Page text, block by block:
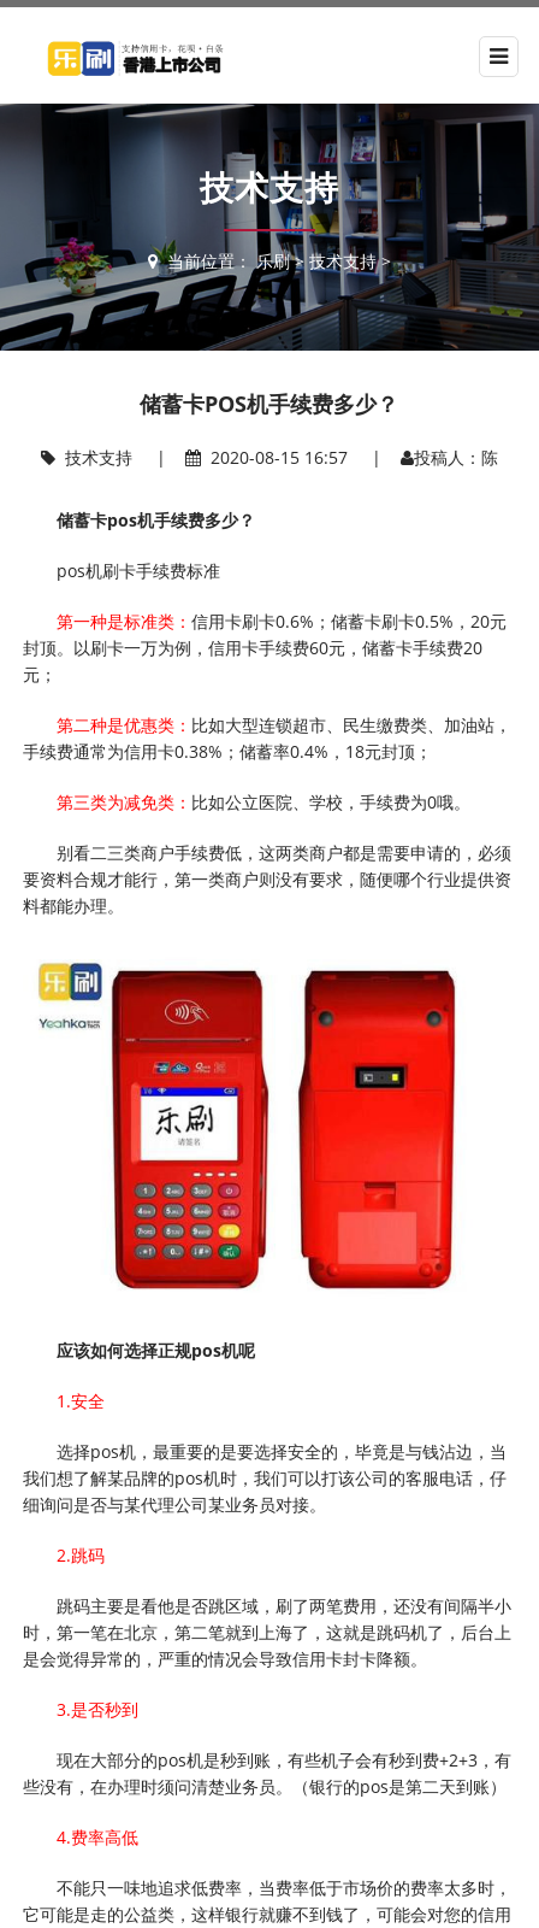
技术支持
当前位置： 乐刷> 技术支持>
储蓄卡POS机手续费多少？
技术支持| 2020-08-15 16:57 | 投稿人：陈
储蓄卡pos机手续费多少？
pos机刷卡手续费标准
第一种是标准类：信用卡刷卡0.6%；储蓄卡刷卡0.5%，20元
封顶。以刷卡一万为例，信用卡手续费60元，储蓄卡手续费20
元；
第二种是优惠类： 比如大型连锁超市、民生缴费类、加油站，
手续费通常为信用卡0.38%；储蓄率0.4%，18元封顶；
第三类为减免类： 比如公立医院、学校，手续费为0哦。
别看二三类商户手续费低，这两类商户都是需要申请的，必须
要资料合规才能行，第一类商户则没有要求，随便哪个行业提供资
料都能办理。
应该如何选择正规pos机呢
1.安全
选择pos机，最重要的是要选择安全的，毕竟是与钱沾边，当
我们想了解某品牌的pos机时，我们可以打该公司的客服电话，仔
细询问是否与某代理公司某业务员对接。
2.跳码
跳码主要是看他是否跳区域，刷了两笔费用，还没有间隔半小
时，第一笔在北京，第二笔就到上海了，这就是跳码机了，后台上
是会觉得异常的，严重的情况会导致信用卡封卡降额。
3.是否秒到
现在大部分的pos机是秒到账，有些机子会有秒到费+2+3，有
些没有，在办理时须问清楚业务员。（银行的pos是第二天到账）
4.费率高低
不能只一味地追求低费率，当费率低于市场价的费率太多时，
它可能是走的公益类，这样银行就赚不到钱了，可能会对您的信用